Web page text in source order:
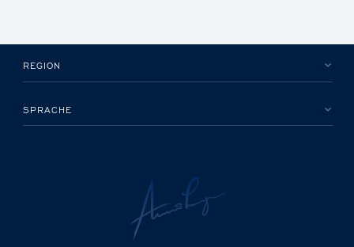
REGION
SPRACHE